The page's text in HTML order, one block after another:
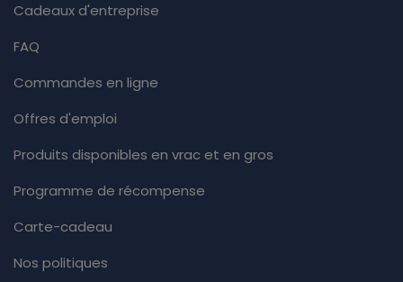
Cadeaux d'entreprise
FAQ
Commandes en ligne
Offres d'emploi
Produits disponibles en vrac et en gros
Programme de récompense
Carte-cadeau
Nos politiques